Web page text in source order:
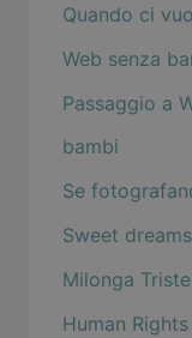
Quando ci
Web senza
Passaggio a
bambi
Se
Sweet
Milonga Triste
Human